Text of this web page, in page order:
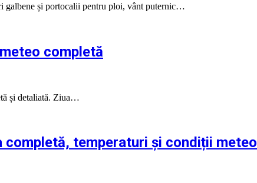
galbene și portocalii pentru ploi, vânt puternic…
completă
și detaliată. Ziua…
completă, temperaturi și condiții meteo